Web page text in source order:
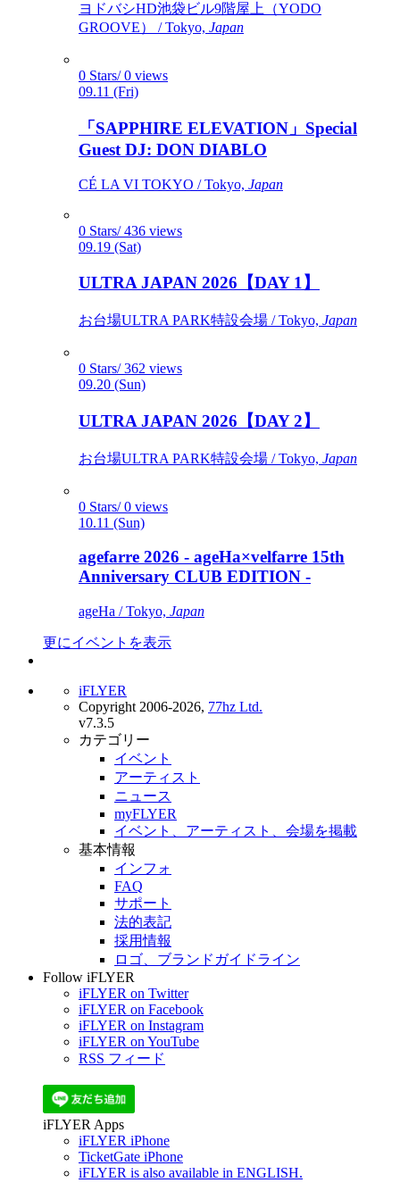
ヨドバシHD池袋ビル9階屋上（YODO
GROOVE） / Tokyo, Japan
0 Stars/ 0 views
09.11 (Fri)
「SAPPHIRE ELEVATION」Special
Guest DJ: DON DIABLO
CÉ LA VI TOKYO / Tokyo, Japan
0 Stars/ 436 views
09.19 (Sat)
ULTRA JAPAN 2026【DAY 1】
お台場ULTRA PARK特設会場 / Tokyo, Japan
0 Stars/ 362 views
09.20 (Sun)
ULTRA JAPAN 2026【DAY 2】
お台場ULTRA PARK特設会場 / Tokyo, Japan
0 Stars/ 0 views
10.11 (Sun)
agefarre 2026 - ageHa×velfarre 15th
Anniversary CLUB EDITION -
ageHa / Tokyo, Japan
更にイベントを表示
iFLYER
Copyright 2006-2026, 77hz Ltd.
v7.3.5
カテゴリー
イベント
アーティスト
ニュース
myFLYER
イベント、アーティスト、会場を掲載
基本情報
インフォ
FAQ
サポート
法的表記
採用情報
ロゴ、ブランドガイドライン
Follow iFLYER
iFLYER on Twitter
iFLYER on Facebook
iFLYER on Instagram
iFLYER on YouTube
RSS フィード
iFLYER Apps
iFLYER iPhone
TicketGate iPhone
iFLYER is also available in ENGLISH.